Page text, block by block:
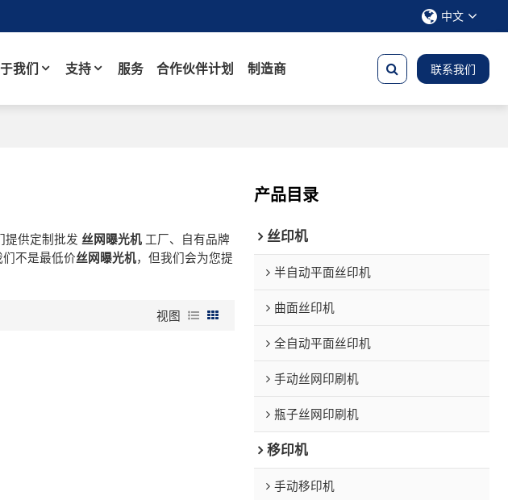
中文
我们 支持 服务 合作伙伴计划 制造商 联系我们
提供定制批发 丝网曝光机 工厂、自有品牌
不是最低价丝网曝光机，但我们会为您提
视图
产品目录
丝印机
半自动平面丝印机
曲面丝印机
全自动平面丝印机
手动丝网印刷机
瓶子丝网印刷机
移印机
手动移印机